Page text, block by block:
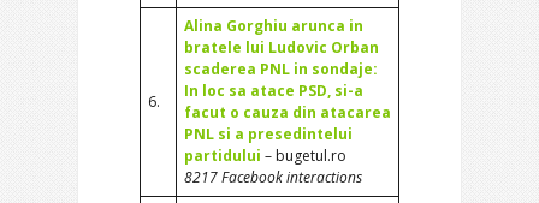
6.
Alina Gorghiu arunca in
bratele lui Ludovic Orban
scaderea PNL in sondaje:
In loc sa atace PSD, si-a
facut o cauza din atacarea
PNL si a presedintelui
partidului – bugetul.ro
8217 Facebook interactions